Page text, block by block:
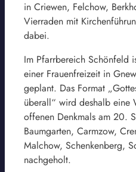
in Criewen, Felchow,
Vierraden mit
dabei.
Im Pfarrbereich Schönfeld
einer Frauenfreizeit in
geplant. Das Format
überall“ wird deshalb eine
offenen Denkmals am 20.
Baumgarten, Carmzow,
Malchow, Schenkenberg,
nachgeholt.